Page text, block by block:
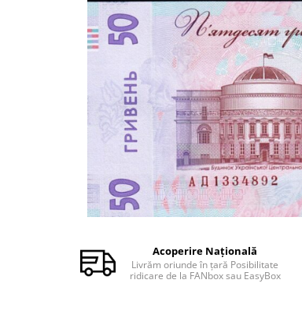
Monede America
Monede Australia si Oceania
Monede Euro, Eurocenti
Monede Europa
Albume cu folii pentru stocare
Folii pentru stocare bancnote, laAcoperire Națională
Livrăm oriunde în țară Posibilitate
ridicare de la FANbox sau EasyBox